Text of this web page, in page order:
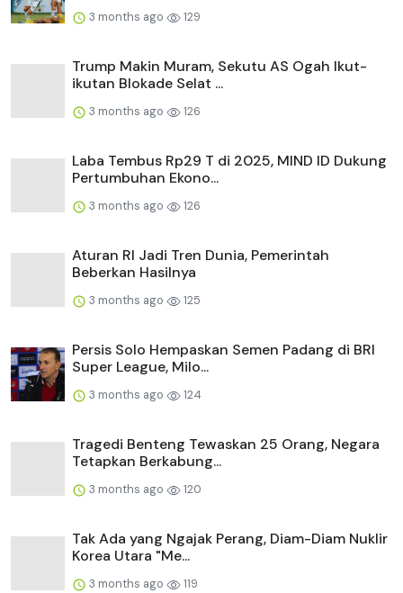
3 months ago 129
Trump Makin Muram, Sekutu AS Ogah Ikut-
ikutan Blokade Selat ...
3 months ago 126
Laba Tembus Rp29 T di 2025, MIND ID Dukung
Pertumbuhan Ekono...
3 months ago 126
Aturan RI Jadi Tren Dunia, Pemerintah
Beberkan Hasilnya
3 months ago 125
Persis Solo Hempaskan Semen Padang di BRI
Super League, Milo...
3 months ago 124
Tragedi Benteng Tewaskan 25 Orang, Negara
Tetapkan Berkabung...
3 months ago 120
Tak Ada yang Ngajak Perang, Diam-Diam Nuklir
Korea Utara "Me...
3 months ago 119